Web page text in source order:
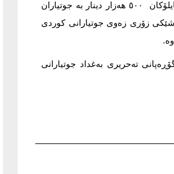
گەنمی ئەو جوتیارانەی زەویەکانیان لەدەرەوەی پلانی کشتوکاڵیە بۆ هەر تۆنێک گەنم سایلۆکان ٥٠٠ هەزار دینار بە جوتیاران
زۆری زەوی جوتیارانی کوردی
تەحریری بەغداد جوتیارانی